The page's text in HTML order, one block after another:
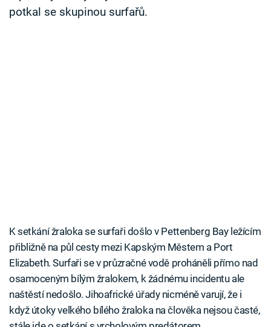
potkal se skupinou surfařů.
K setkání žraloka se surfaři došlo v Pettenberg Bay ležícím
přibližně na půl cesty mezi Kapským Městem a Port
Elizabeth. Surfaři se v průzračné vodě proháněli přímo nad
osamoceným bílým žralokem, k žádnému incidentu ale
naštěstí nedošlo. Jihoafrické úřady nicméně varují, že i
když útoky velkého bílého žraloka na člověka nejsou časté,